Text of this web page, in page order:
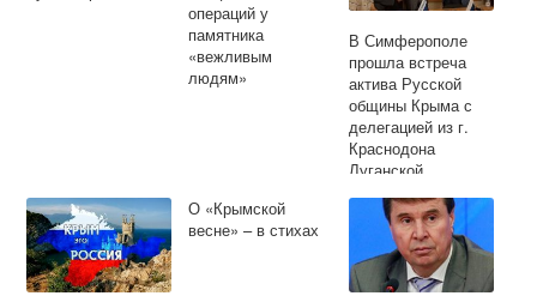
операций у
памятника
«вежливым
людям»
В Симферополе
прошла встреча
актива Русской
общины Крыма с
делегацией из г.
Краснодона
Луганской
Республики
О «Крымской
весне» – в стихах